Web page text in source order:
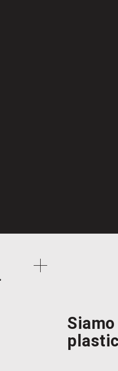
Siamo